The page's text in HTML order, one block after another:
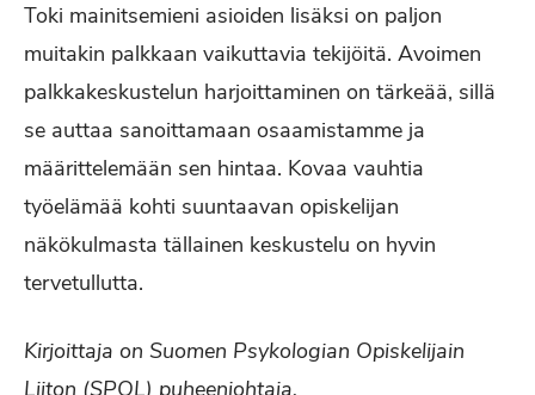
Toki mainitsemieni asioiden lisäksi on paljon
muitakin palkkaan vaikuttavia tekijöitä. Avoimen
palkkakeskustelun harjoittaminen on tärkeää, sillä
se auttaa sanoittamaan osaamistamme ja
määrittelemään sen hintaa. Kovaa vauhtia
työelämää kohti suuntaavan opiskelijan
näkökulmasta tällainen keskustelu on hyvin
tervetullutta.
Kirjoittaja on Suomen Psykologian Opiskelijain
Liiton (SPOL) puheenjohtaja.